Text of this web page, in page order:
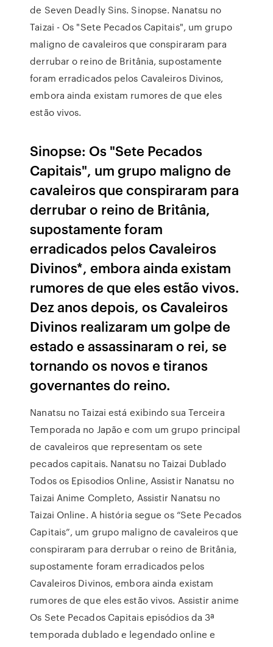
de Seven Deadly Sins. Sinopse. Nanatsu no
Taizai - Os "Sete Pecados Capitais", um grupo
maligno de cavaleiros que conspiraram para
derrubar o reino de Britânia, supostamente
foram erradicados pelos Cavaleiros Divinos,
embora ainda existam rumores de que eles
estão vivos.
Sinopse: Os "Sete Pecados
Capitais", um grupo maligno de
cavaleiros que conspiraram para
derrubar o reino de Britânia,
supostamente foram
erradicados pelos Cavaleiros
Divinos*, embora ainda existam
rumores de que eles estão vivos.
Dez anos depois, os Cavaleiros
Divinos realizaram um golpe de
estado e assassinaram o rei, se
tornando os novos e tiranos
governantes do reino.
Nanatsu no Taizai está exibindo sua Terceira
Temporada no Japão e com um grupo principal
de cavaleiros que representam os sete
pecados capitais. Nanatsu no Taizai Dublado
Todos os Episodios Online, Assistir Nanatsu no
Taizai Anime Completo, Assistir Nanatsu no
Taizai Online. A história segue os “Sete Pecados
Capitais”, um grupo maligno de cavaleiros que
conspiraram para derrubar o reino de Britânia,
supostamente foram erradicados pelos
Cavaleiros Divinos, embora ainda existam
rumores de que eles estão vivos. Assistir anime
Os Sete Pecados Capitais episódios da 3ª
temporada dublado e legendado online e